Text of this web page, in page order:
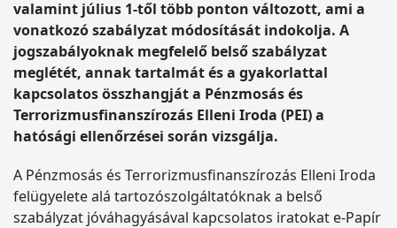
valamint július 1-től több ponton változott, ami a
vonatkozó szabályzat módosítását indokolja. A
jogszabályoknak megfelelő belső szabályzat
meglétét, annak tartalmát és a gyakorlattal
kapcsolatos összhangját a Pénzmosás és
Terrorizmusfinanszírozás Elleni Iroda (PEI) a
hatósági ellenőrzései során vizsgálja.
A Pénzmosás és Terrorizmusfinanszírozás Elleni Iroda
felügyelete alá tartozószolgáltatóknak a belső
szabályzat jóváhagyásával kapcsolatos iratokat e-Papír